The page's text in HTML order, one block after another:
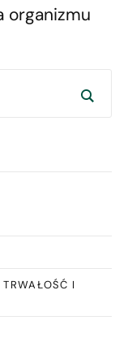
organizmu
I